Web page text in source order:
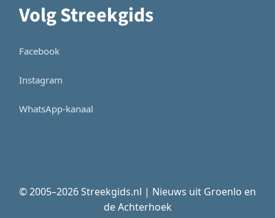
Volg Streekgids
Facebook
Instagram
WhatsApp-kanaal
© 2005–2026 Streekgids.nl | Nieuws uit Groenlo en
de Achterhoek